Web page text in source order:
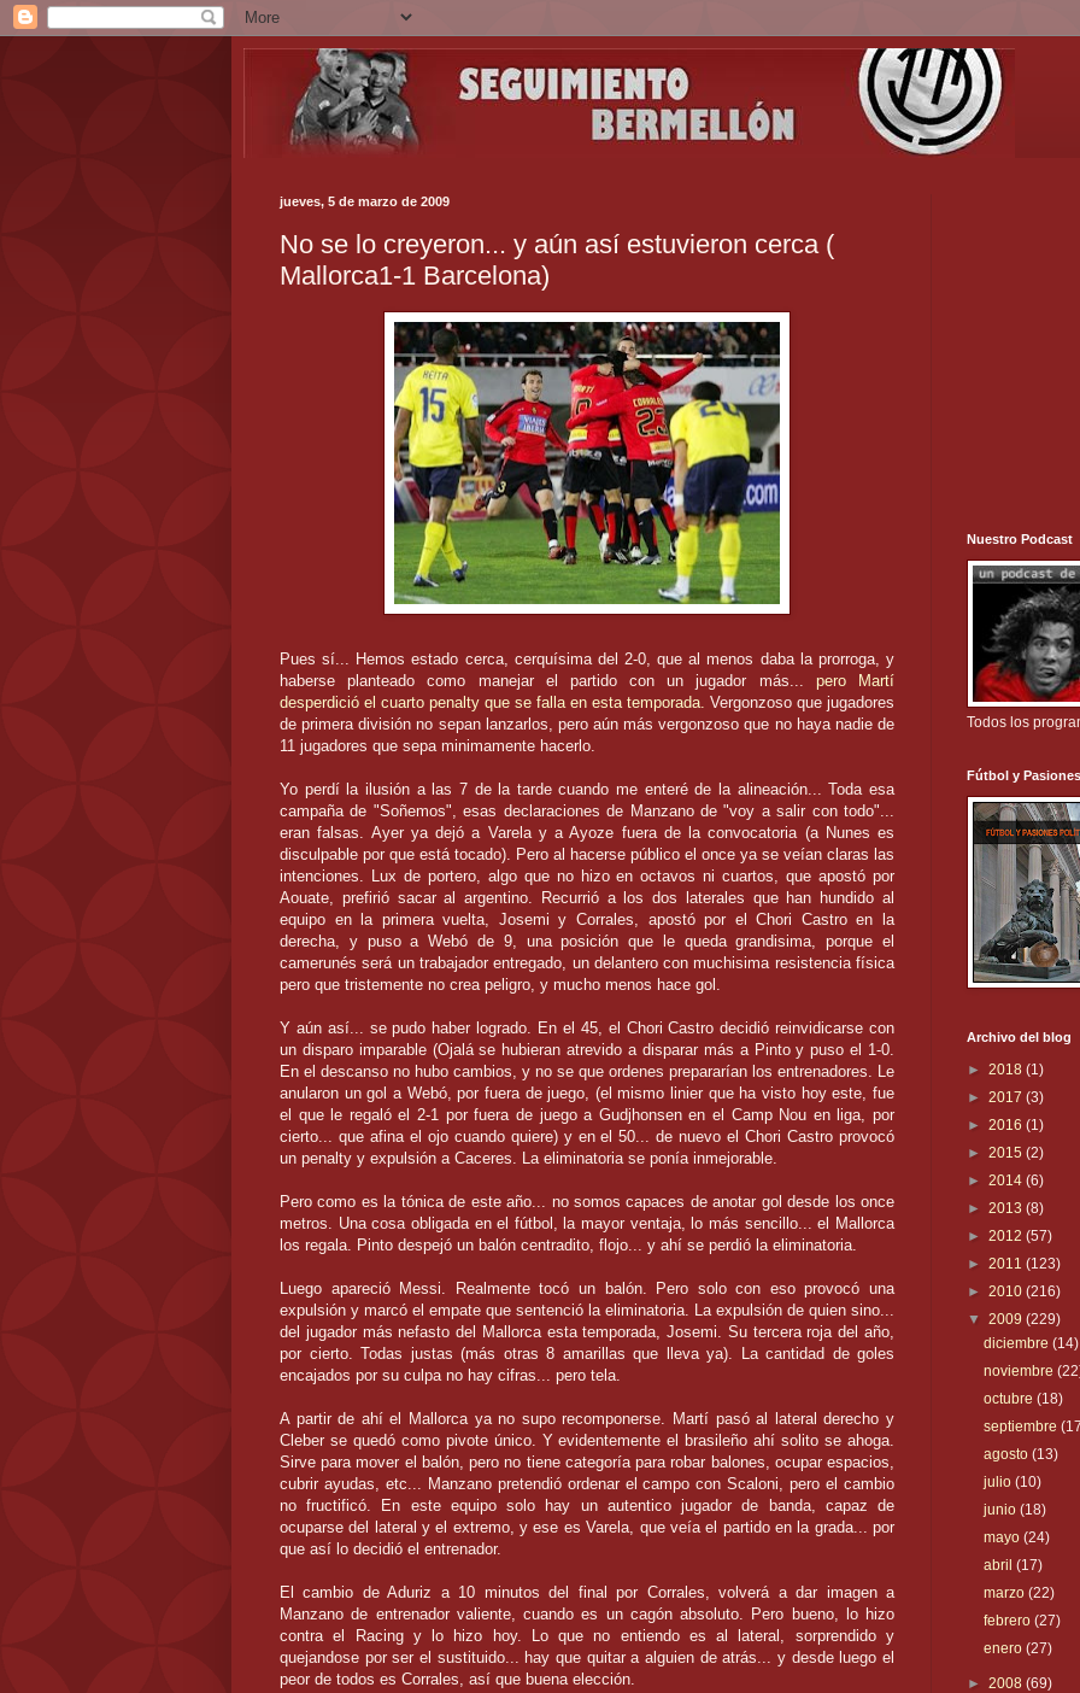
jueves, 5 de marzo de 2009
No se lo creyeron... y aún así estuvieron cerca (
Mallorca1-1 Barcelona)
Pues sí... Hemos estado cerca, cerquísimadel 2-0, que al menos daba la prorroga, y
haberse planteado como manejar el partido con un jugador más... pero Martí
desperdició el cuarto penalty que se falla en esta temporada. Vergonzoso que jugadores
de primera división no sepan lanzarlos, pero aún más vergonzoso que no haya nadie de
11 jugadores que sepa minimamente hacerlo.
Yo perdí la ilusión a las 7 de la tarde cuando me enteré de la alineación... Toda esa
campaña de "Soñemos", esas declaraciones de Manzano de "voy a salir con todo"...
eran falsas. Ayer ya dejó a Varelay aAyoze fuera de la convocatoria (a Nunes es
disculpable por que está tocado). Pero al hacerse público el once ya se veían claras las
intenciones. Lux de portero, algo que no hizo en octavos ni cuartos, que apostó por
Aouate , prefirió sacar al argentino. Recurrió a los dos laterales que han hundido al
equipo en la primera vuelta, Josemi y Corrales, apostó por elChori Castro en la
derecha, y puso aWebó de 9, una posición que le quedagrandisima , porque el
camerunés será un trabajador entregado, un delantero conmuchisima resistenciafísica
pero que tristemente no crea peligro, y mucho menos hace gol.
Y aún así... se pudo haber logrado. En el 45, el Chori Castro decidióreinvidicarse con
un disparo imparable(Ojalá se hubieran atrevido a disparar más a Pinto y puso el 1-0.
En el descanso no hubo cambios, y no se que ordenes prepararían los entrenadores. Le
anularon un gol a Webó, por fuera de juego, (el mismolinier que ha visto hoy este, fue
el que le regaló el 2-1 por fuera de juego a Gudjhonsenen el Camp Nou en liga, por
cierto... que afina el ojo cuando quiere) y en el 50... de nuevo elChori Castro provocó
un penalty y expulsión a Caceres . La eliminatoria se ponía inmejorable.
Pero como es la tónicade este año... no somos capaces de anotar gol desde los once
metros. Una cosa obligada en el fútbol, la mayor ventaja, lo más sencillo... el Mallorca
los regala. Pinto despejó un balón centradito , flojo... y ahí se perdió la eliminatoria.
Luego apareció Messi . Realmente tocó un balón. Pero solo con eso provocó una
expulsión y marcó el empate que sentenció la eliminatoria. La expulsión de quien sino...
del jugador más nefasto del Mallorcaesta temporada,Josemi . Su tercera roja del año,
por cierto. Todas justas (más otras 8 amarillas que lleva ya). La cantidad de goles
encajados por su culpa no hay cifras... pero tela.
A partir de ahí el Mallorca ya no suporecomponerse Martí pasó al lateral derecho y
Cleber se quedó como pivote único. Y evidentemente el brasileño ahísolito se ahoga.
Sirve para mover el balón, pero no tiene categoríapara robar balones, ocupar espacios,
cubrir ayudas, etc... Manzano pretendió ordenar el campo conScaloni , pero el cambio
no fructificó. En este equipo solo hay un autentico jugador de banda, capaz de
ocuparse del lateral y el extremo, y ese esVarela , que veía el partido en la grada... por
que así lo decidió el entrenador.
El cambio deAduriz a 10 minutos del final por Corrales, volverá a dar imagen a
Manzano de entrenador valiente, cuando es un cagón absoluto. Pero bueno, lo hizo
contra el Racingy lo hizo hoy. Lo que no entiendo es al lateral, sorprendido y
quejandose por ser el sustituido... hay que quitara alguien de atrás... y desde luego el
peor de todos es Corrales, así que buena elección.
Nuestro Podcast
Todos los
Fútbol y
Archivo del blog
► 2018 (1)
► 2017 (3)
► 2016 (1)
► 2015 (2)
► 2014 (6)
► 2013 (8)
► 2012 (57)
► 2011 (123)
► 2010 (216)
▼ 2009 (229)
diciembre(14)
noviembre
octubre(18)
septiembre
agosto(13)
julio(10)
junio(18)
mayo(24)
abril(17)
marzo(22)
febrero(27)
enero(27)
► 2008 (69)